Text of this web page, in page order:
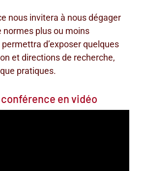
nous invitera à nous dégager
normes plus ou moins
d’exposer quelques
et directions de recherche,
pratiques.
conférence en vidéo